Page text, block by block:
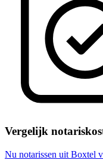
Vergelijk
Nu notarissen uit Boxtel